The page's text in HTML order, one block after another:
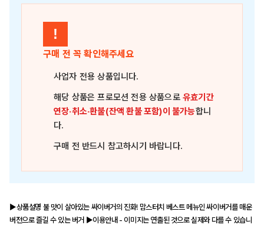
!
구매 전 꼭 확인해주세요
사업자 전용 상품입니다.
해당 상품은프로모션 전용 상품으로유효기간
연장·취소·환불(잔액 환불 포함)이 불가능합니
다.
구매 전 반드시 참고하시기 바랍니다.
▶상품설명 불 맛이 살아있는 싸이버거의 진화! 맘스터치 베스트 메뉴인 싸이버거를 매운
버전으로 즐길 수 있는 버거 ▶이용안내 - 이미지는 연출된 것으로 실제와 다를 수 있습니